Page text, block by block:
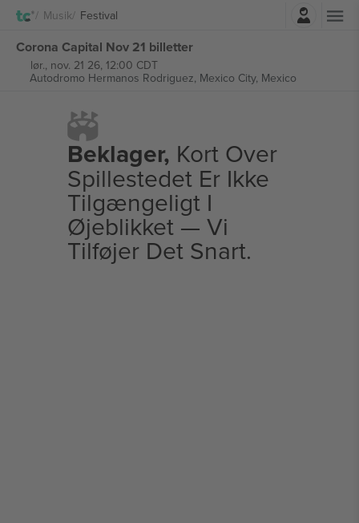
Musik Festival
Corona Capital Nov 21 billetter
lør., nov. 21 26, 12:00 CDT
Autodromo Hermanos Rodriguez, Mexico City, Mexico
Beklager, Kort Over
Spillestedet Er Ikke
Tilgængeligt I
Øjeblikket — Vi
Tilføjer Det Snart.